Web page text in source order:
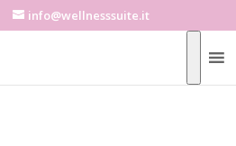
info@wellnesssuite.it